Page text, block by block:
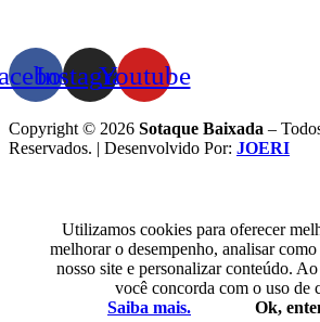
InstagramYoutube
Copyright © 2026 Sotaque Baixada –
Reservados. | Desenvolvido Por: JOERI
Utilizamos cookies para oferecer
melhorar o desempenho, analisar
nosso site e personalizar conteúdo.
você concorda com o uso de
Saiba mais.
Ok,